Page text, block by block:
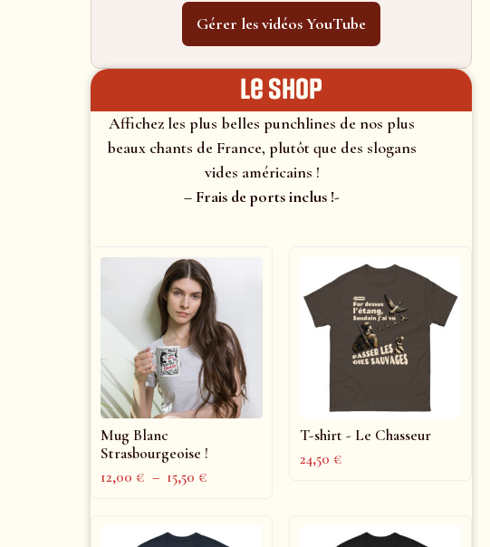
Gérer les vidéos YouTube
le shop
Affichez les plus belles punchlines de nos plus
beaux chants de France, plutôt que des slogans
vides américains !
– Frais de ports inclus !-
Mug Blanc
Strasbourgeoise !
12,00€ – 15,50€
T-shirt - Le Chasseur
24,50€